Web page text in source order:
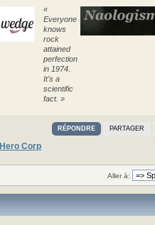
«
Everyone
knows
rock
attained
perfection
in 1974.
It's a
scientific
fact. »
RÉPONDRE PARTAGER
Hero Corp
Aller à: